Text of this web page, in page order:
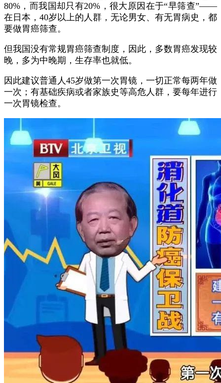
80%，而我国却只有20%，很大原因在于“早筛查”——
在日本，40岁以上的人群，无论男女、有无胃病史，都
要做胃癌筛查。
但我国没有常规胃癌筛查制度，因此，多数胃癌发现较
晚，多为中晚期，生存率也就低。
因此建议普通人45岁做第一次胃镜，一切正常每两年做
一次；有基础疾病或者家族史等高危人群，要每年进行
一次胃镜检查。